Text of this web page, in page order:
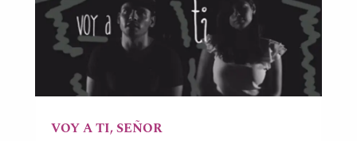
VOY A TI, SEÑOR